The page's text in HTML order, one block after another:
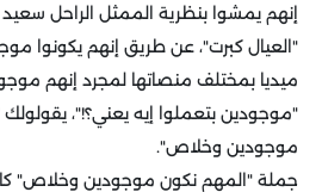
إنهم يمشوا بنظرية الممثل الراحل
"العيال كبرت"، عن طريق إنهم يكونوا
ميديا بمختلف منصاتها لمجرد إنهم
"موجودين بتعملوا إيه يعني؟!"،
موجودين وخلاص".
جملة "المهم نكون موجودين وخلاص"